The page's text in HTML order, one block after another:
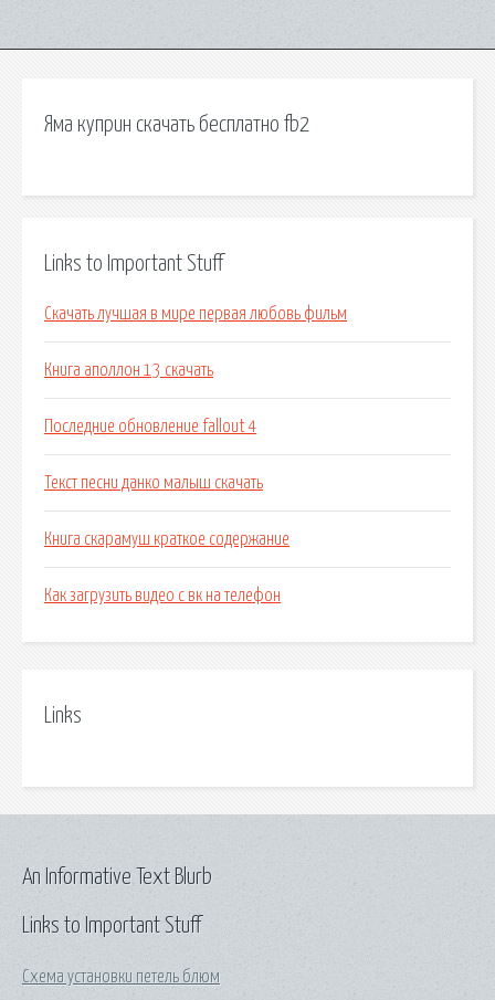
Яма куприн скачать бесплатно fb2
Links to Important Stuff
Скачать лучшая в мире первая любовь фильм
Книга аполлон 13 скачать
Последние обновление fallout 4
Текст песни данко малыш скачать
Книга скарамуш краткое содержание
Как загрузить видео с вк на телефон
Links
Links to Important Stuff
Схема установки петель блюм
An Informative Text Blurb